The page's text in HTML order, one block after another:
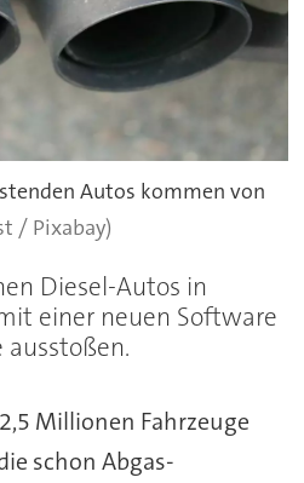
Autos kommen von
/ Pixabay)
Diesel-Autos in
einer neuen Software
Millionen Fahrzeuge
schon Abgas-